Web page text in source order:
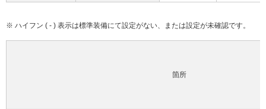
※ ハイフン ( - ) 表示は標準装備にて設定がない、または設定が未確認です。
箇所